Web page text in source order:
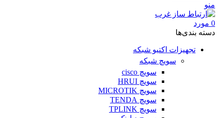
منو
0 مورد
دسته‌ بندی‌ها
تجهیزات اکتیو شبکه
سویچ شبکه
سویچ cisco
سویچ HRUI
سویچ MICROTIK
سویچ TENDA
سویچ TPLINK